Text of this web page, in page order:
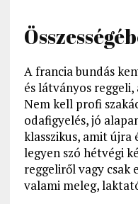
A francia bundás
és látványos
Nem kell profi
odafigyelés, jó
klasszikus, amit újra
legyen szó hétvégi
reggeliről vagy csak
valami meleg,